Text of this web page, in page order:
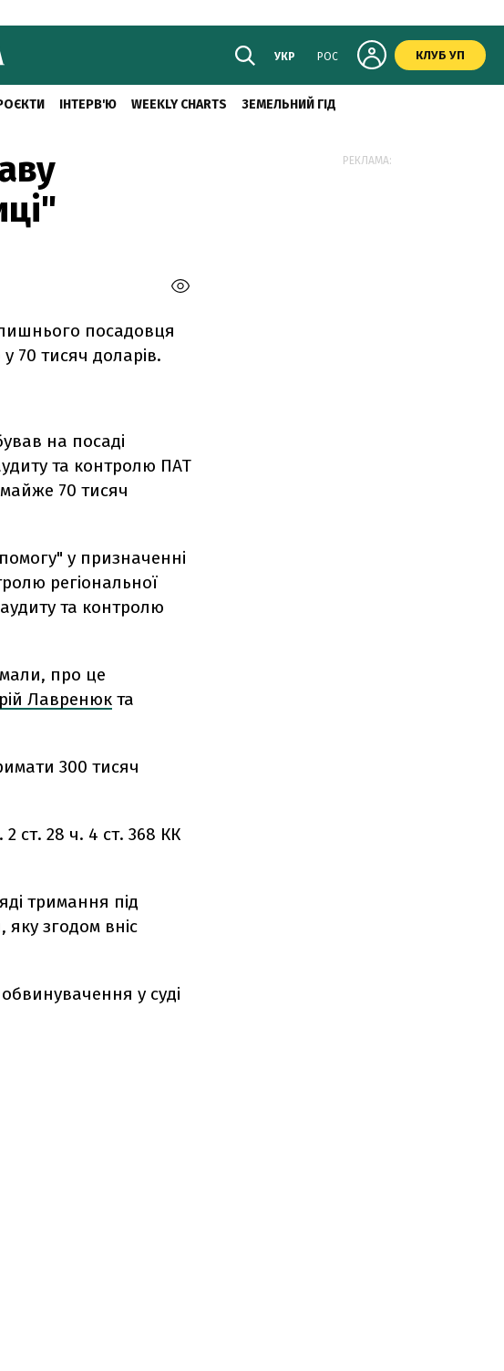
УКР РОС КЛУБ УП
ІНТЕРВ'Ю WEEKLY CHARTS ЗЕМЕЛЬНИЙ ГІД
посадовця
70 тисяч доларів.
на посаді
та контролю ПАТ
70 тисяч
у призначенні
регіональної
та контролю
про це
Лавренюк та
300 тисяч
2 ст. 28 ч. 4 ст. 368 КК
тримання під
згодом вніс
у суді
РЕКЛАМА: